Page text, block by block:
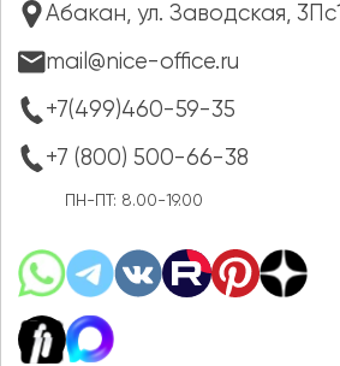
Абакан, ул. Заводская, 3Пс1
mail@nice-office.ru
+7(499)460-59-35
+7 (800) 500-66-38
ПН-ПТ: 8.00-19.00